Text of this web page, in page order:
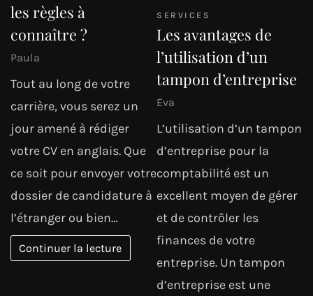
les règles à
connaître ?
Paula
Tout au long de votre
carrière, vous serez un
jour amené à rédiger
votre CV en anglais. Que
ce soit pour envoyer votre
dossier de candidature à
l’étranger ou bien…
Continuer la lecture
SERVICES
Les avantages de
l’utilisation d’un
tampon d’entreprise
Eva
L’utilisation d’un tampon
d’entreprise pour la
comptabilité est un
excellent moyen de gérer
et de contrôler les
finances de votre
entreprise. Un tampon
d’entreprise est une